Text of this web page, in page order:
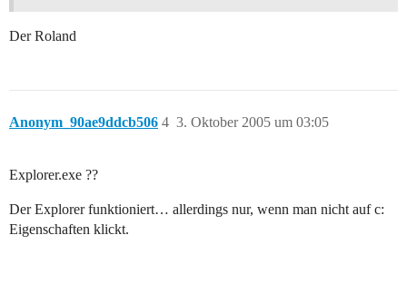
Der Roland
Anonym_90ae9ddcb506 3. Oktober 2005 um 03:05
4
Explorer.exe ??
Der Explorer funktioniert… allerdings nur, wenn man nicht auf c:
Eigenschaften klickt.